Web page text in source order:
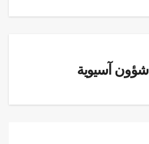
شؤون آسيوية